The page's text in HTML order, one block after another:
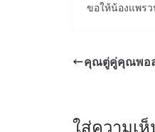
ขอให้น้องแพร
คุณตู่คู่คุณพอ
ใส่ความเ